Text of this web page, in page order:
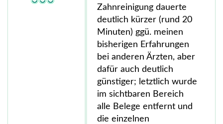
Zahnreinigung dauerte
deutlich kürzer (rund 20
Minuten) ggü. meinen
bisherigen Erfahrungen
bei anderen Ärzten, aber
dafür auch deutlich
günstiger; letztlich wurde
im sichtbaren Bereich
alle Belege entfernt und
die einzelnen